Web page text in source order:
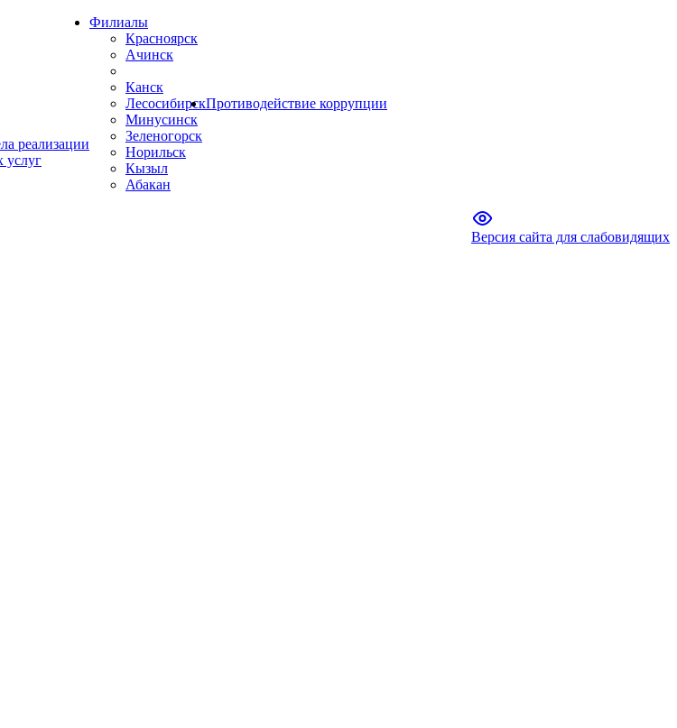
реализации
услуг
Филиалы
Красноярск
Ачинск
Канск
Лесосибирск
Минусинск
Зеленогорск
Норильск
Кызыл
Абакан
Противодействие коррупции
Версия сайта для слабовидящих